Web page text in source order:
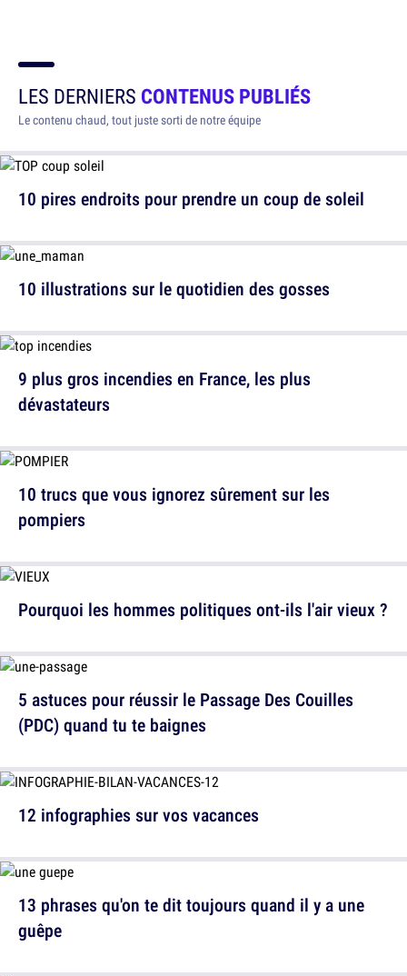
LES DERNIERS CONTENUS PUBLIÉS
Le contenu chaud, tout juste sorti de notre équipe
10 pires endroits pour prendre un coup de soleil
9 plus gros incendies en France, les plus
dévastateurs
Pourquoi les hommes politiques ont-ils l'air vieux ?
12 infographies sur vos vacances
10 illustrations sur le quotidien des gosses
10 trucs que vous ignorez sûrement sur les
pompiers
5 astuces pour réussir le Passage Des Couilles
(PDC) quand tu te baignes
13 phrases qu'on te dit toujours quand il y a une
guêpe